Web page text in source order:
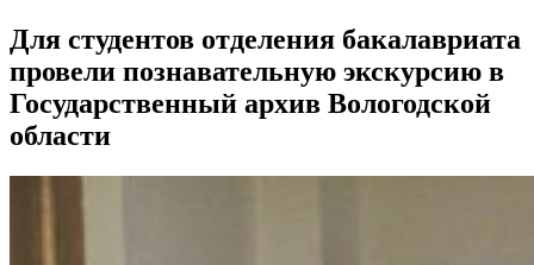
Для студентов отделения бакалавриата
провели познавательную экскурсию в
Государственный архив Вологодской
области